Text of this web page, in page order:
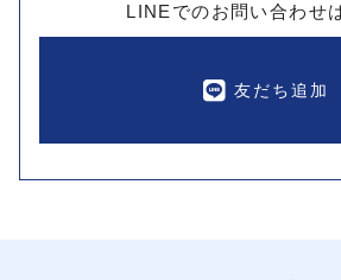
LINEでのお問い合わせ
友だち追加